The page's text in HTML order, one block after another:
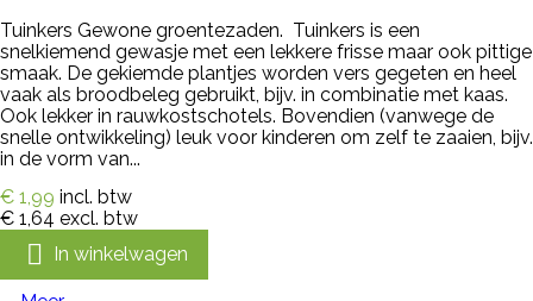
Tuinkers Gewone groentezaden. Tuinkers is een
snelkiemend gewasje met een lekkere frisse maar ook pittige
smaak. De gekiemde plantjes worden vers gegeten en heel
vaak als broodbeleg gebruikt, bijv. in combinatie met kaas.
Ook lekker in rauwkostschotels. Bovendien (vanwege de
snelle ontwikkeling) leuk voor kinderen om zelf te zaaien, bijv.
in de vorm van...
€ 1,99 incl. btw
€ 1,64 excl. btw
 In winkelwagen